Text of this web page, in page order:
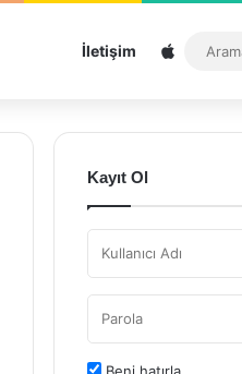
İletişim Sitemap
Kayıt Ol